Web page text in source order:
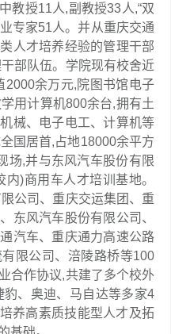
教授11人,副教授33人,“双
专家51人。并从重庆交通
人才培养经验的管理干部
部队伍。学院现有校舍近
2000余万元,院图书馆电子
用计算机800余台,拥有土
械、电子电工、计算机等
国居首,占地18000余平方
场,并与东风汽车股份有限
)商用车人才培训基地。
公司、重庆交运集团、重
东风汽车股份有限公司、
汽车、重庆通力高速公路
限公司、涪陵路桥等100
合作协议,共建了多个校外
、奥迪、马自达等多家4
养高素质技能型人才及拓